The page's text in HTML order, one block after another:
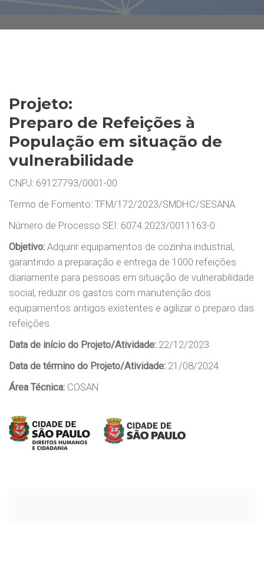
Projeto:
Preparo de Refeições à
População em situação de
vulnerabilidade
CNPJ: 69127793/0001-00
Termo de Fomento: TFM/172/2023/SMDHC/SESANA
Número de Processo SEI: 6074.2023/0011163-0
Objetivo: Adquirir equipamentos de cozinha industrial,
garantindo a preparação e entrega de 1000 refeições
diariamente para pessoas em situação de vulnerabilidade
social, reduzir os gastos com manutenção dos
equipamentos antigos existentes e agilizar o preparo das
refeições
Data de início do Projeto/Atividade: 22/12/2023
Data de término do Projeto/Atividade: 21/08/2024
Área Técnica: COSAN